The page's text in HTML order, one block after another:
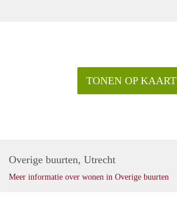
TONEN OP KAART
Overige buurten, Utrecht
Meer informatie over wonen in Overige buurten